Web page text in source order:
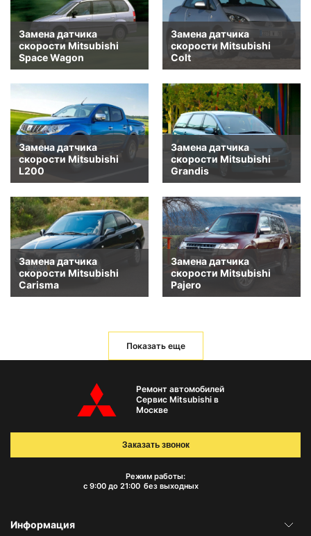
Замена датчика
скорости Mitsubishi
Space Wagon
Замена датчика
скорости Mitsubishi
Colt
Замена датчика
скорости Mitsubishi
L200
Замена датчика
скорости Mitsubishi
Grandis
Замена датчика
скорости Mitsubishi
Carisma
Замена датчика
скорости Mitsubishi
Pajero
Показать еще
Ремонт автомобилей
Сервис Mitsubishi в
Москве
Режим работы:
с 9:00 до 21:00 без выходных
Заказать звонок
Информация